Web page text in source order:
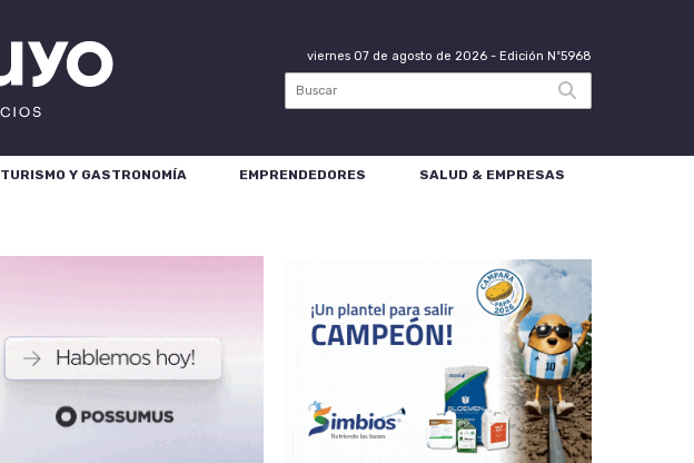
viernes 07 de agosto de 2026 - Edición Nº5968
TURISMO Y GASTRONOMÍA EMPRENDEDORES SALUD & EMPRESAS